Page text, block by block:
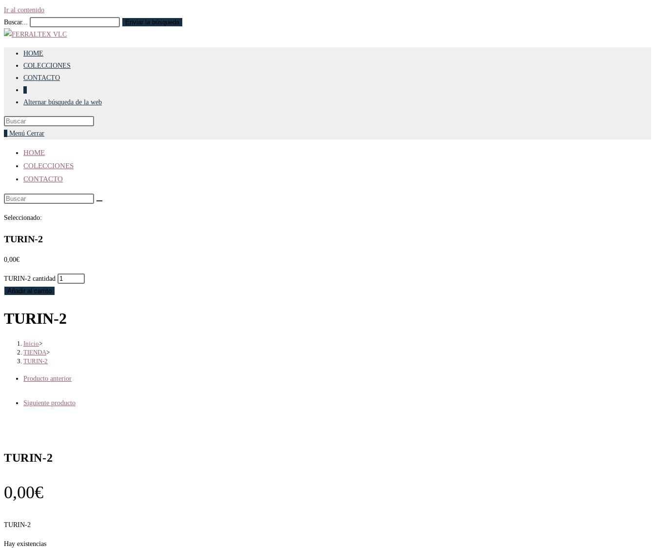
Ir al contenido
Buscar...
Enviar la búsqueda
HOME
COLECCIONES
CONTACTO
Alternar búsqueda de la web
Menú Cerrar
HOME
COLECCIONES
CONTACTO
Seleccionado:
TURIN-2
0,00€
TURIN-2 cantidad
Añadir al carrito
TURIN-2
Inicio>
TIENDA>
TURIN-2
Producto anterior
Siguiente producto
TURIN-2
0,00€
TURIN-2
Hay existencias